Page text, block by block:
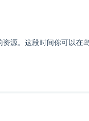
源。这段时间你可以在